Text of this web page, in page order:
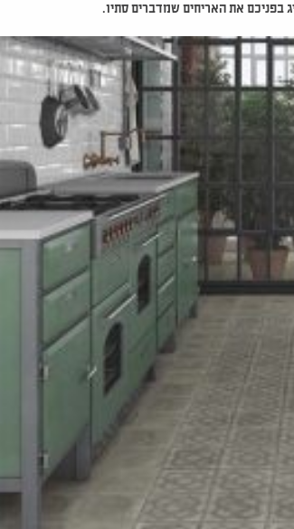
בפניכם את האריחים שמדברים סתיו.